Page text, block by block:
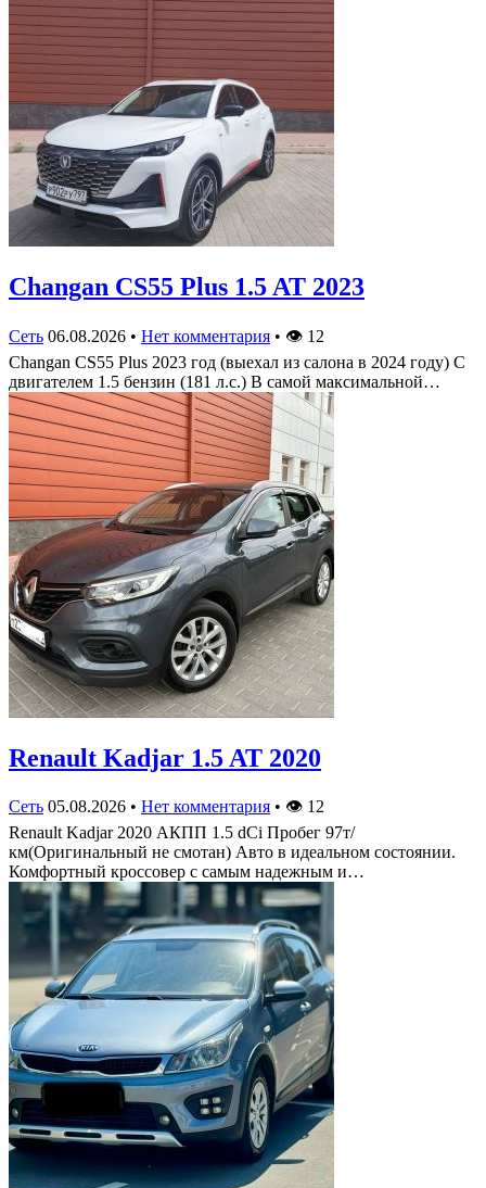
Changan CS55 Plus 1.5 AT 2023
Сеть 06.08.2026 • Нет комментария • 👁 12
Changan CS55 Plus 2023 год (выехал из салона в 2024 году) С
двигателем 1.5 бензин (181 л.с.) В самой максимальной…
Renault Kadjar 1.5 AT 2020
Сеть 05.08.2026 • Нет комментария • 👁 12
Renault Kadjar 2020 АКПП 1.5 dCi Пробег 97т/
км(Оригинальный не смотан) Авто в идеальном состоянии.
Комфортный кроссовер с самым надежным и…